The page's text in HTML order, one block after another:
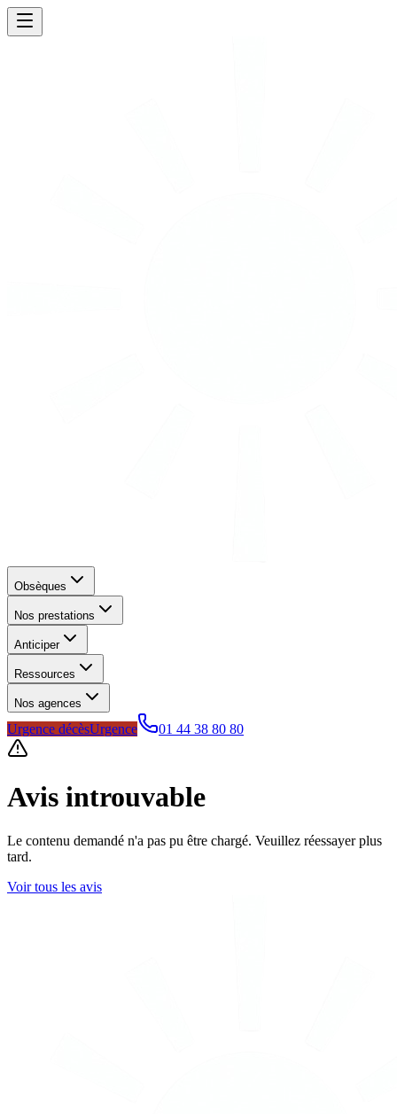
Obsèques
Nos prestations
Anticiper
Ressources
Nos agences
Urgence décèsUrgence 01 44 38 80 80
Avis introuvable
Le contenu demandé n'a pas pu être chargé. Veuillez réessayer plus
tard.
Voir tous les avis